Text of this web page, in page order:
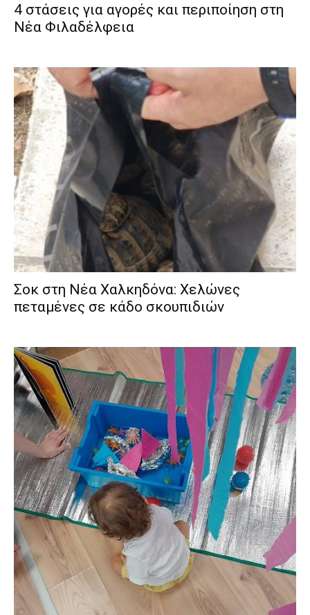
4 στάσεις για αγορές και περιποίηση στη
Νέα Φιλαδέλφεια
Σοκ στη Νέα Χαλκηδόνα: Χελώνες
πεταμένες σε κάδο σκουπιδιών